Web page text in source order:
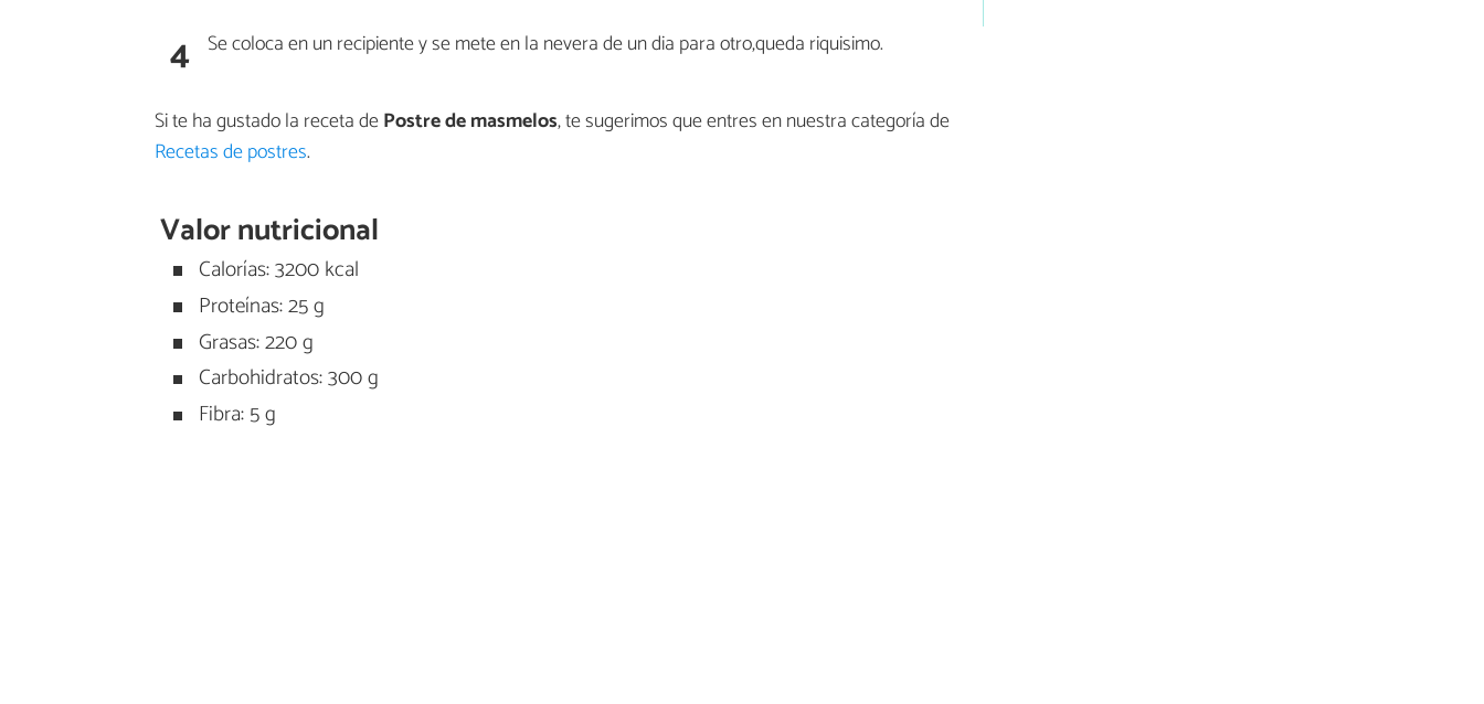
4 Se coloca en un recipiente y se mete en la nevera de un dia para otro,queda riquisimo.
Si te ha gustado la receta dePostre de masmelos, te sugerimos que entres en nuestra categoría de
Recetas de postres.
Valor nutricional
Calorías: 3200 kcal
Proteínas: 25 g
Grasas: 220 g
Carbohidratos: 300 g
Fibra: 5 g